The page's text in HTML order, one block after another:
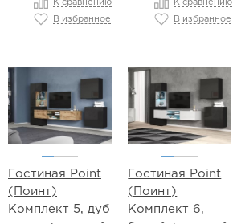
К сравнению
В избранное
К сравнению
В избранное
Гостиная Point
(Поинт)
Комплект 5, дуб
Гостиная Point
(Поинт)
Комплект 6,